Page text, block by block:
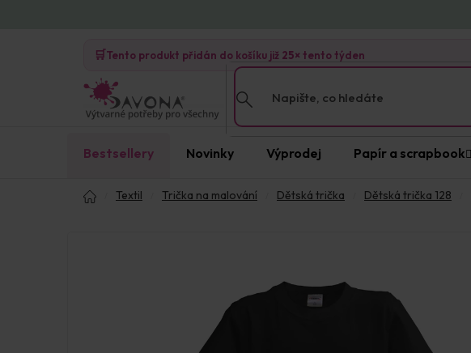
🛒Tento produkt přidán do košíku již 25× tento týden
Bestsellery Novinky Výprodej Papír a scrapbook
Textil Trička na malování Dětská trička Dětská trička 128